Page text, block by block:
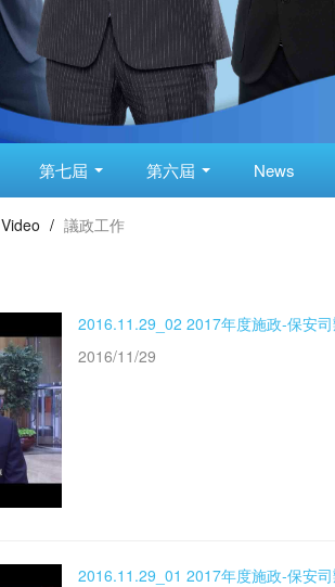
第七屆 第六屆 News
Video / 議政工作
2016.11.29_02 2017年度施政-保安
2016/11/29
2016.11.29_01 2017年度施政-保安